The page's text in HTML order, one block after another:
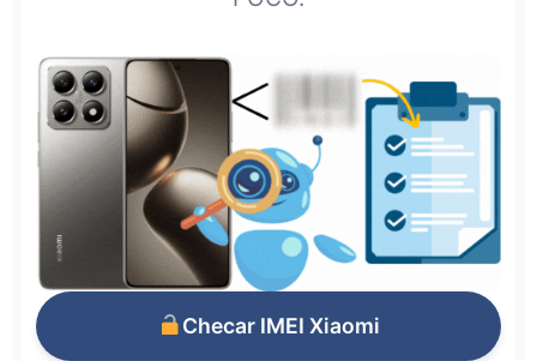
Checar IMEI Xiaomi